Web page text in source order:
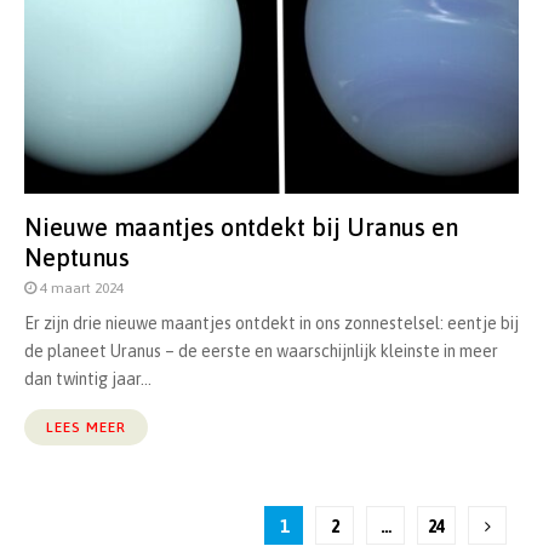
Nieuwe maantjes ontdekt bij Uranus en
Neptunus
4 maart 2024
Er zijn drie nieuwe maantjes ontdekt in ons zonnestelsel: eentje bij
de planeet Uranus – de eerste en waarschijnlijk kleinste in meer
dan twintig jaar...
LEES MEER
1 2 … 24